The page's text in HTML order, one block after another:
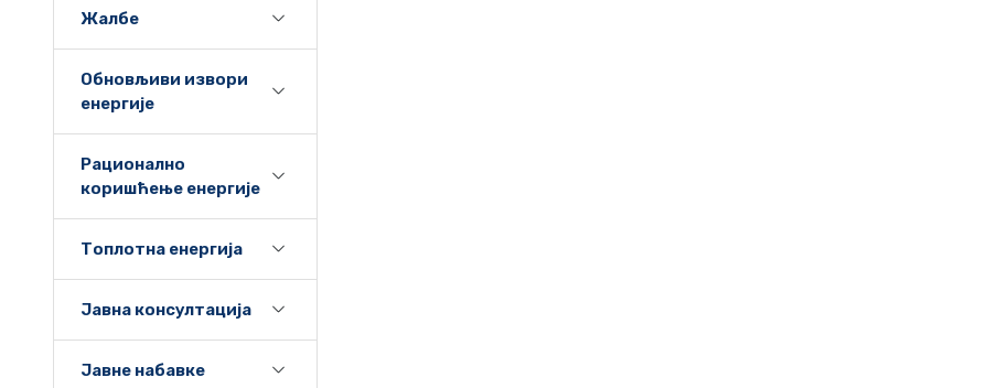
Жалбе
Обновљиви извори
енергије
Рационално
коришћење енергије
Топлотна енергија
Јавна консултација
Јавне набавке